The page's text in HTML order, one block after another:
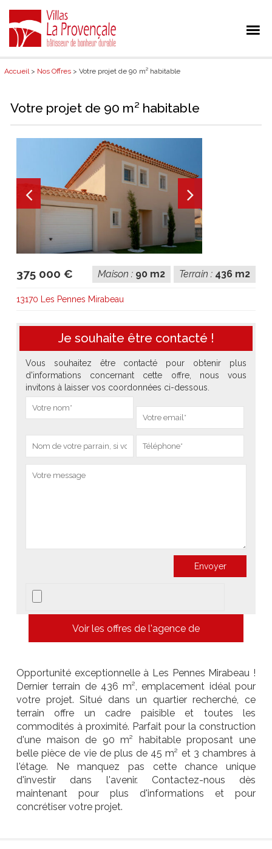
Accueil> Nos Offres > Votre projet de 90 m² habitable
Votre projet de 90 m² habitable
375 000 € Terrain : 436 m2
Maison : 90 m2
13170 Les Pennes Mirabeau
Je souhaite être contacté !
Vous souhaitez être contacté pour obtenir plus
d'informations concernant cette offre, nous vous
invitons à laisser vos coordonnées ci-dessous.
Voir les offres de l'agence de
Opportunité exceptionnelle à Les Pennes Mirabeau !
Dernier terrain de 436 m², emplacement idéal pour
votre projet. Situé dans un quartier recherché, ce
terrain offre un cadre paisible et toutes les
commodités à proximité. Parfait pour la construction
d'une maison de 90 m² habitable proposant une
belle pièce de vie de plus de 45 m² et 3 chambres à
l'étage. Ne manquez pas cette chance unique
d'investir dans l'avenir. Contactez-nous dès
maintenant pour plus d'informations et pour
concrétiser votre projet.